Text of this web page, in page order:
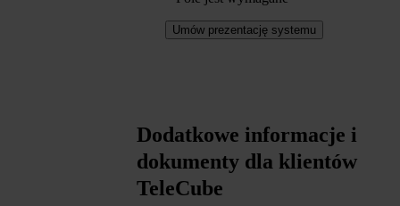
Umów prezentację systemu
Dodatkowe informacje i
dokumenty dla klientów
TeleCube